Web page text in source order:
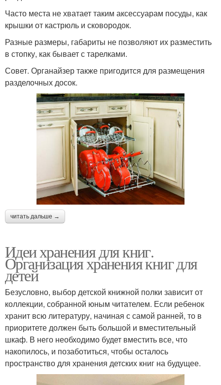
Часто места не хватает таким аксессуарам посуды, как
крышки от кастрюль и сковородок.
Разные размеры, габариты не позволяют их разместить
в стопку, как бывает с тарелками.
Совет. Органайзер также пригодится для размещения
разделочных досок.
читать дальше →
Идеи хранения для книг.
Организация хранения книг для
детей
Безусловно, выбор детской книжной полки зависит от
коллекции, собранной юным читателем. Если ребенок
хранит всю литературу, начиная с самой ранней, то в
приоритете должен быть большой и вместительный
шкаф. В него необходимо будет вместить все, что
накопилось, и позаботиться, чтобы осталось
пространство для хранения детских книг на будущее.